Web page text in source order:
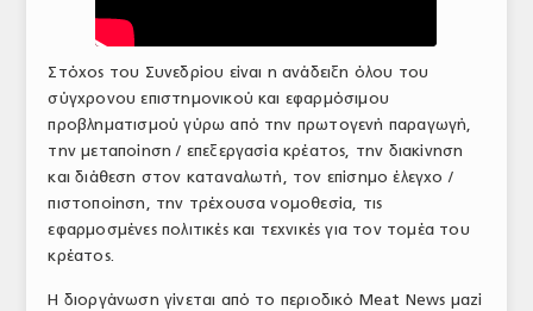
Στόχος του Συνεδρίου είναι η ανάδειξη όλου του
σύγχρονου επιστημονικού και εφαρμόσιμου
προβληματισμού γύρω από την πρωτογενή παραγωγή,
την μεταποίηση / επεξεργασία κρέατος, την διακίνηση
και διάθεση στον καταναλωτή, τον επίσημο έλεγχο /
πιστοποίηση, την τρέχουσα νομοθεσία, τις
εφαρμοσμένες πολιτικές και τεχνικές για τον τομέα του
κρέατος.
Η διοργάνωση γίνεται από το περιοδικό Meat News μαζί